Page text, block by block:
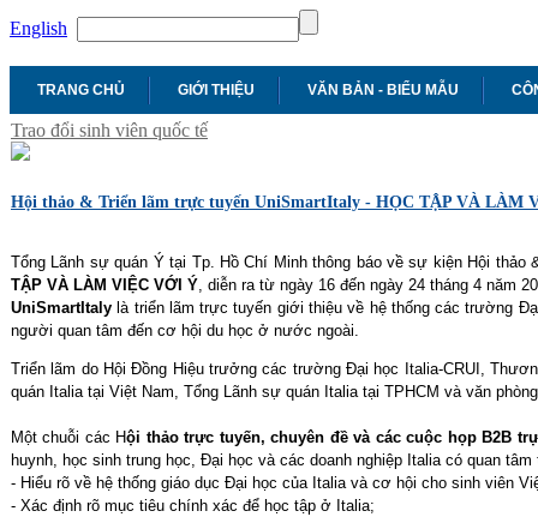
English
TRANG CHỦ GIỚI THIỆU VĂN BẢN - BIỂU MẪU
Trao đổi sinh viên quốc tế
Hội thảo & Triển lãm trực tuyến UniSmartItaly - HỌC TẬP VÀ LÀM
Tổng Lãnh sự quán Ý tại Tp. Hồ Chí Minh thông báo về sự kiện Hội thảo
TẬP VÀ LÀM VIỆC VỚI Ý , diễn ra từ ngày 16 đến ngày 24 tháng 4 năm
UniSmartItalylà triển lãm trực tuyến giới thiệu về hệ thống các trường
người quan tâm đến cơ hội du học ở nước ngoài.
Triển lãm do Hội Đồng Hiệu trưởng các trường Đại học Italia-CRUI,
quán Italia tại Việt Nam, Tổng Lãnh sự quán Italia tại TPHCM và văn
Một chuỗi các Hội thảo trực tuyến, chuyên đề và các cuộc họp B2B
huynh, học sinh trung học, Đại học và các doanh nghiệp Italia có quan
- Hiểu rõ về hệ thống giáo dục Đại học của Italia và cơ hội cho sinh viên
- Xác định rõ mục tiêu chính xác để học tập ở Italia;